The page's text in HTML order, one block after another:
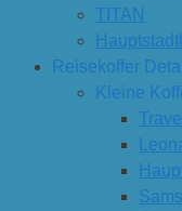
TITAN
Reisekoffer
Kleine